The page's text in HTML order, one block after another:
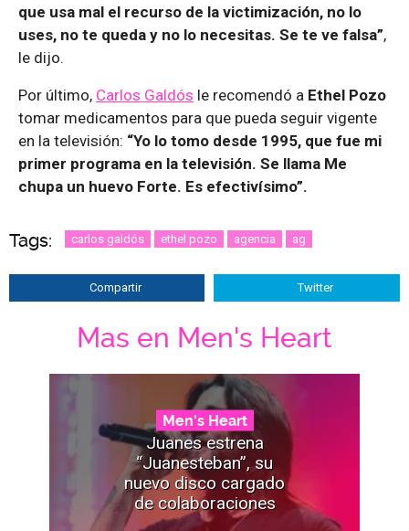
que usa mal el recurso de la victimización, no lo
uses, no te queda y no lo necesitas. Se te ve falsa”,
le dijo.
Por último, Carlos Galdós le recomendó a Ethel Pozo
tomar medicamentos para que pueda seguir vigente
en la televisión: “Yo lo tomo desde 1995, que fue mi
primer programa en la televisión. Se llama Me
chupa un huevo Forte. Es efectivísimo”.
Tags: carlos galdós ethel pozo agencia ag
Compartir Twitter
Mas en Men's Heart
Men's Heart
Juanes estrena
“Juanesteban”, su
nuevo disco cargado
de colaboraciones